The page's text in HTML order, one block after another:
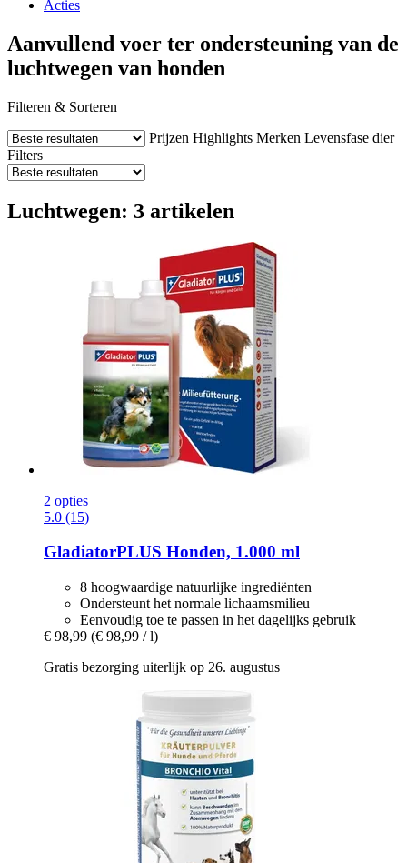
Acties
Aanvullend voer ter ondersteuning van de
luchtwegen van honden
Filteren & Sorteren
Prijzen Highlights Merken Levensfase dier
Filters
Luchtwegen: 3 artikelen
2 opties
5.0 (15)
GladiatorPLUS Honden, 1.000 ml
8 hoogwaardige natuurlijke ingrediënten
Ondersteunt het normale lichaamsmilieu
Eenvoudig toe te passen in het dagelijks gebruik
€ 98,99 (€ 98,99 / l)
Gratis bezorging uiterlijk op 26. augustus